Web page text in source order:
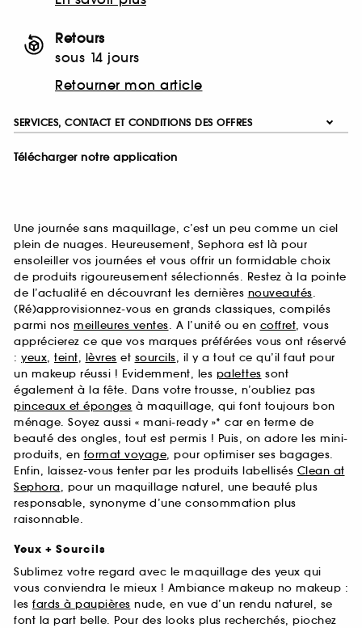
Retours
sous 14 jours
Retourner mon article
SERVICES, CONTACT ET CONDITIONS DES OFFRES
Télécharger notre application
Une journée sans maquillage, c’est un peu comme un ciel
plein de nuages. Heureusement, Sephora est là pour
ensoleiller vos journées et vous offrir un formidable choix
de produits rigoureusement sélectionnés. Restez à la pointe
de l’actualité en découvrant les dernières nouveautés.
(Ré)approvisionnez-vous en grands classiques, compilés
parmi nos meilleures ventes. A l’unité ou en coffret, vous
apprécierez ce que vos marques préférées vous ont réservé
: yeux, teint, lèvres et sourcils, il y a tout ce qu’il faut pour
un makeup réussi ! Evidemment, les palettes sont
également à la fête. Dans votre trousse, n’oubliez pas
pinceaux et éponges à maquillage, qui font toujours bon
ménage. Soyez aussi « mani-ready »* car en terme de
beauté des ongles, tout est permis ! Puis, on adore les mini-
produits, en format voyage, pour optimiser ses bagages.
Enfin, laissez-vous tenter par les produits labellisés Clean at
Sephora, pour un maquillage naturel, une beauté plus
responsable, synonyme d’une consommation plus
raisonnable.
Yeux + Sourcils
Sublimez votre regard avec le maquillage des yeux qui
vous conviendra le mieux ! Ambiance makeup no makeup :
les fards à paupières nude, en vue d’un rendu naturel, se
font la part belle. Pour des looks plus recherchés, piochez